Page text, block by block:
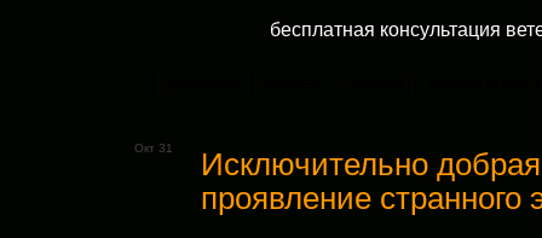
бесплатная консультация
Окт 31
Исключительно
проявление странного